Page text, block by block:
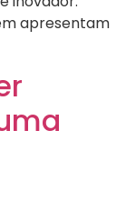
apresentam